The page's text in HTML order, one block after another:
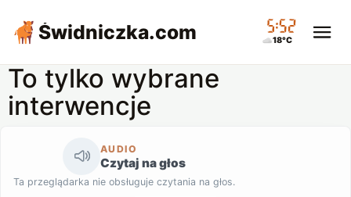
Świdniczka.com 05:52
18°C
To tylko wybrane
interwencje
AUDIO
Czytaj na głos
Ta przeglądarka nie obsługuje czytania na głos.